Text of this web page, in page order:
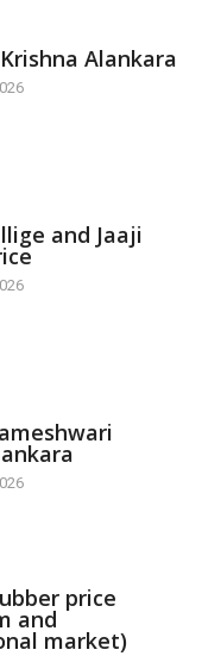
Alankara
and Jaaji
price
and
market)